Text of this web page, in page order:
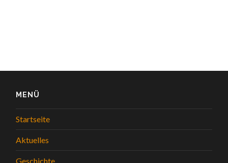
MENÜ
Startseite
Aktuelles
Geschichte